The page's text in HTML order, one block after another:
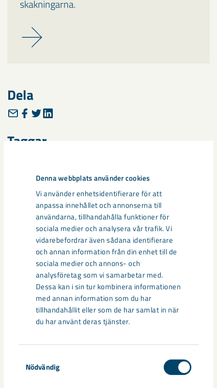
Denna webbplats använder cookies
Vi använder enhetsidentifierare för att
anpassa innehållet och annonserna till
användarna, tillhandahålla funktioner för
sociala medier och analysera vår trafik. Vi
vidarebefordrar även sådana identifierare
och annan information från din enhet till de
sociala medier och annons- och
analysföretag som vi samarbetar med.
Dessa kan i sin tur kombinera informationen
med annan information som du har
tillhandahållit eller som de har samlat in när
du har använt deras tjänster.
Nödvändig
skakningarna.
Dela
Taggar
Relaterat innehåll